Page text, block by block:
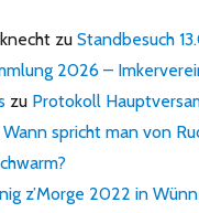
zuStandbesuch
2026 –
zu Protokoll
Wann spricht man von
z’Morge 2022 in